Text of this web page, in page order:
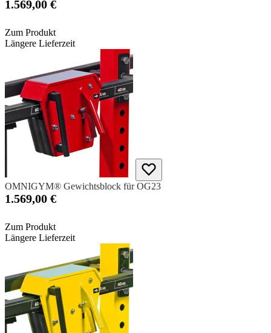
1.569,00 €
Zum Produkt
Längere Lieferzeit
OMNIGYM® Gewichtsblock für OG23
1.569,00 €
Zum Produkt
Längere Lieferzeit